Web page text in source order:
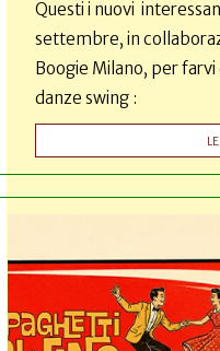
Questi i nuovi
settembre, in
Boogie Milano, per
danze swing :